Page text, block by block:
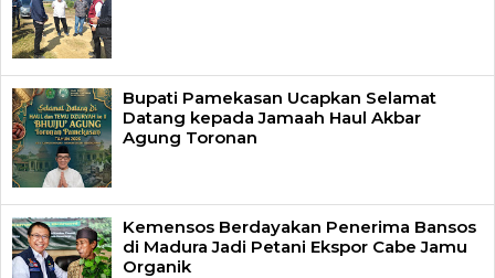
Bupati Pamekasan Ucapkan Selamat
Datang kepada Jamaah Haul Akbar
Agung Toronan
Kemensos Berdayakan Penerima Bansos
di Madura Jadi Petani Ekspor Cabe Jamu
Organik